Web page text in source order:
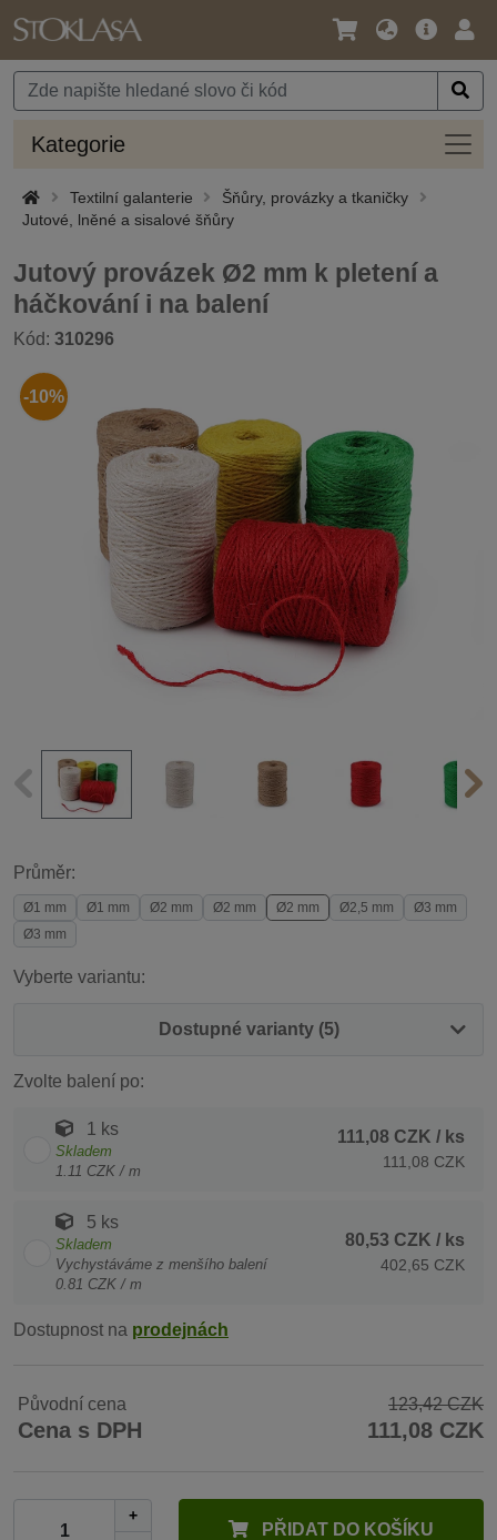
Jazyk
Měna
Hlavní
Kategorie
Textilní galanterie
Šňůry, provázky a tkaničky
Jutové, lněné a sisalové šňůry
Jutový provázek Ø2 mm k pletení a
háčkování i na balení
Kód: 310296
-10%
Průměr:
Ø1 mm Ø1 mm Ø2 mm Ø2 mm Ø2 mm Ø2,5 mm
Ø3 mm
Ø3 mm
Vyberte variantu:
Dostupné varianty (5)
Zvolte balení po:
1 ks
Skladem
1.11 CZK / m
111,08 CZK / ks
111,08 CZK
5 ks
Skladem
Vychystáváme z menšího balení
0.81 CZK / m
80,53 CZK / ks
402,65 CZK
Dostupnost na prodejnách
Původní cena 123,42 CZK
Cena s DPH 111,08 CZK
+
PŘIDAT DO KOŠÍKU